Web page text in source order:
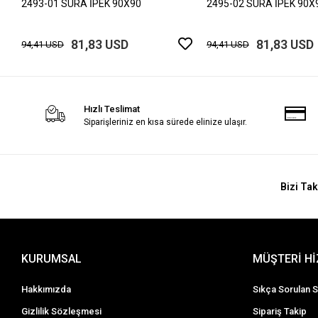
2493-01 SURA İPEK 90X90
94,41 USD 81,83 USD
2495-02 SURA İPEK
94,41 USD 81,83 USD
Hızlı Teslimat
Siparişleriniz en kısa sürede elinize ulaşır.
Bizi
KURUMSAL
Hakkımızda
Gizlilik Sözleşmesi
MÜŞTERİ
Sıkça Sorulan
Sipariş Takip